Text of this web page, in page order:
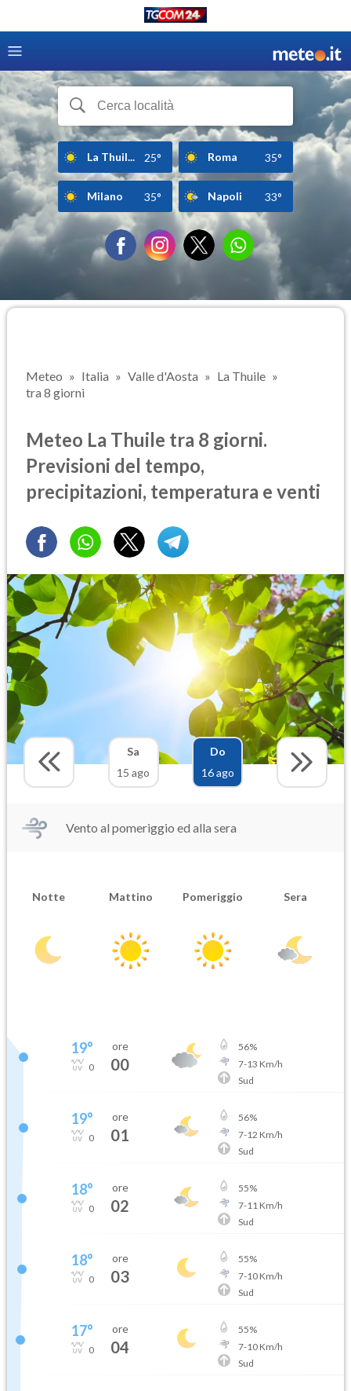
La Thuil... 25° Roma 35°
Milano 35° Napoli 33°
Meteo Italia Valle d'Aosta
La Thuile
tra 8 giorni
Meteo La Thuile tra 8 giorni.
Previsioni del tempo,
precipitazioni, temperatura e venti
Sa
15 ago
Do
16 ago
Vento al pomeriggio ed alla sera
Notte Mattino Pomeriggio Sera
19°
0
ore
00
56%
7-13 Km/h
Sud
19°
0
ore
01
56%
7-12 Km/h
Sud
18°
0
ore
02
55%
7-11 Km/h
Sud
18°
0
ore
03
55%
7-10Km/h
Sud
17°
0
ore
04
55%
7-10Km/h
Sud